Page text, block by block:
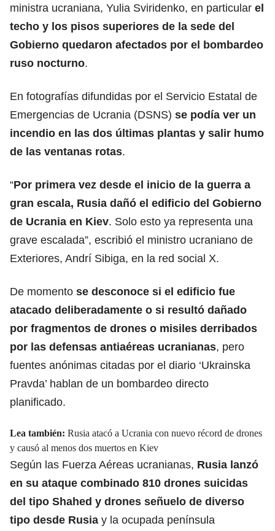
ministra ucraniana, Yulia Sviridenko, en particular el
techo y los pisos superiores de la sede del
Gobierno quedaron afectados por el bombardeo
ruso nocturno.
En fotografías difundidas por el Servicio Estatal de
Emergencias de Ucrania (DSNS) se podía ver un
incendio en las dos últimas plantas y salir humo
de las ventanas rotas.
“Por primera vez desde el inicio de la guerra a
gran escala, Rusia dañó el edificio del Gobierno
de Ucrania en Kiev. Solo esto ya representa una
grave escalada”, escribió el ministro ucraniano de
Exteriores, Andrí Sibiga, en la red social X.
De momento se desconoce si el edificio fue
atacado deliberadamente o si resultó dañado
por fragmentos de drones o misiles derribados
por las defensas antiaéreas ucranianas, pero
fuentes anónimas citadas por el diario ‘Ukrainska
Pravda’ hablan de un bombardeo directo
planificado.
Lea también: Rusia atacó a Ucrania con nuevo récord de drones
y causó al menos dos muertos en Kiev
Según las Fuerza Aéreas ucranianas, Rusia lanzó
en su ataque combinado 810 drones suicidas
del tipo Shahed y drones señuelo de diverso
tipo desde Rusia y la ocupada península